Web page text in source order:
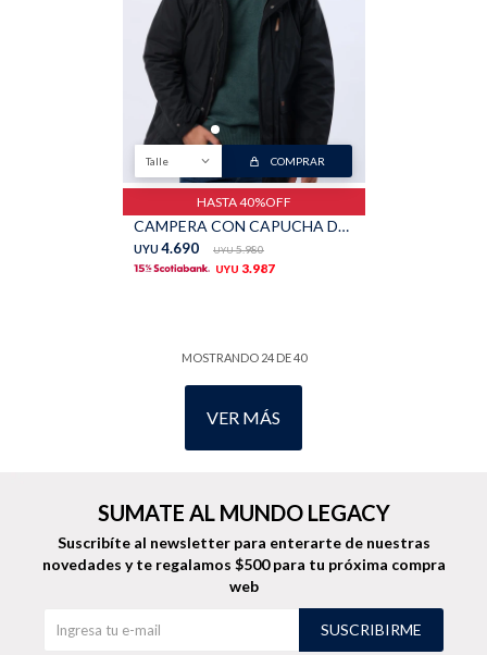
Talle COMPRAR
HASTA 40%OFF
CAMPERA CON CAPUCHA DESMONTABLE - Negro
UYU 4.690 UYU 5.980
UYU 3.987
MOSTRANDO 24DE40
VER MÁS
SUMATE AL MUNDO LEGACY
Suscribíte al newsletter para enterarte de nuestras
novedades y te regalamos $500 para tu próxima compra
web
SUSCRIBIRME